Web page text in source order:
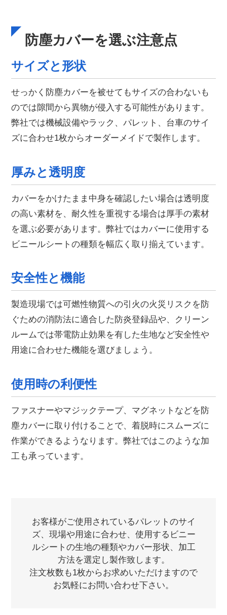
防塵カバーを選ぶ注意点
サイズと形状
せっかく防塵カバーを被せてもサイズの合わないも
のでは隙間から異物が侵入する可能性があります。
弊社では機械設備やラック、パレット、台車のサイ
ズに合わせ1枚からオーダーメイドで製作します。
厚みと透明度
カバーをかけたまま中身を確認したい場合は透明度
の高い素材を、耐久性を重視する場合は厚手の素材
を選ぶ必要があります。弊社ではカバーに使用する
ビニールシートの種類を幅広く取り揃えています。
安全性と機能
製造現場では可燃性物質への引火の火災リスクを防
ぐための消防法に適合した防炎登録品や、クリーン
ルームでは帯電防止効果を有した生地など安全性や
用途に合わせた機能を選びましょう。
使用時の利便性
ファスナーやマジックテープ、マグネットなどを防
塵カバーに取り付けることで、着脱時にスムーズに
作業ができるようなります。弊社ではこのような加
工も承っています。
お客様がご使用されているパレットのサイ
ズ、現場や用途に合わせ、使用するビニー
ルシートの生地の種類やカバー形状、加工
方法を選定し製作致します。
注文枚数も1枚からお求めいただけますので
お気軽にお問い合わせ下さい。